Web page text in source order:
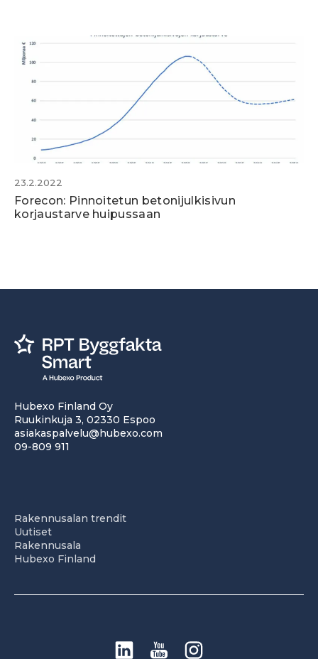
23.2.2022
Forecon: Pinnoitetun betonijulkisivun
korjaustarve huipussaan
Hubexo Finland Oy
Ruukinkuja 3, 02330 Espoo
asiakaspalvelu@hubexo.com
09-809 911
Rakennusalan trendit
Uutiset
Rakennusala
Hubexo Finland